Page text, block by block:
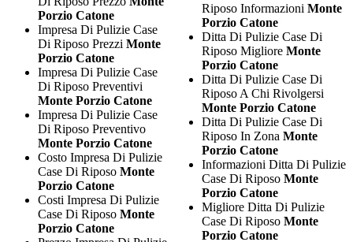
Porzio Catone
Impresa Di Pulizie Case
Di Riposo Prezzi Monte
Porzio Catone
Impresa Di Pulizie Case
Di Riposo Preventivi
Monte Porzio Catone
Impresa Di Pulizie Case
Di Riposo Preventivo
Monte Porzio Catone
Costo Impresa Di Pulizie
Case Di Riposo Monte
Porzio Catone
Costi Impresa Di Pulizie
Case Di Riposo Monte
Porzio Catone
Riposo Informazioni Monte
Porzio Catone
Ditta Di Pulizie Case Di
Riposo Migliore Monte
Porzio Catone
Ditta Di Pulizie Case Di
Riposo A Chi Rivolgersi
Monte Porzio Catone
Ditta Di Pulizie Case Di
Riposo In Zona Monte
Porzio Catone
Informazioni Ditta Di Pulizie
Case Di Riposo Monte
Porzio Catone
Migliore Ditta Di Pulizie
Case Di Riposo Monte
Porzio Catone